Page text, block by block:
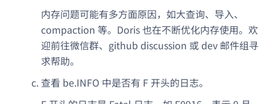
内存问题可能有多方面原因，如大查询、导入、
compaction 等。Doris 也在不断优化内存使用。欢
迎前往微信群、github discussion 或 dev 邮件组寻
求帮助。
查看 be.INFO 中是否有 F 开头的日志。